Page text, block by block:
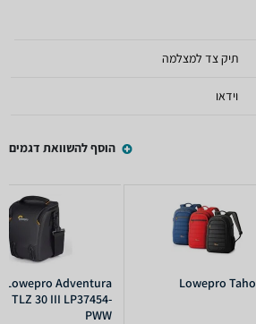
תיק צד למצלמה
וידאו
הוסף להשוואת דגמים
Lowepro
Lowepro Adventura
TLZ 30 III LP37454-
PWW